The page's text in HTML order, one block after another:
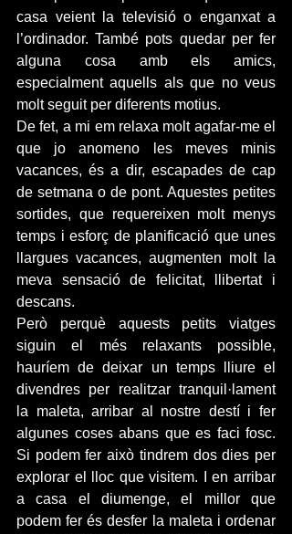
casa veient la televisió o enganxat a
l’ordinador. També pots quedar per fer
alguna cosa amb els amics,
especialment aquells als que no veus
molt seguit per diferents motius.
De fet, a mi em relaxa molt agafar-me el
que jo anomeno les meves minis
vacances, és a dir, escapades de cap
de setmana o de pont. Aquestes petites
sortides, que requereixen molt menys
temps i esforç de planificació que unes
llargues vacances, augmenten molt la
meva sensació de felicitat, llibertat i
descans.
Però perquè aquests petits viatges
siguin el més relaxants possible,
hauríem de deixar un temps lliure el
divendres per realitzar tranquil·lament
la maleta, arribar al nostre destí i fer
algunes coses abans que es faci fosc.
Si podem fer això tindrem dos dies per
explorar el lloc que visitem. I en arribar
a casa el diumenge, el millor que
podem fer és desfer la maleta i ordenar